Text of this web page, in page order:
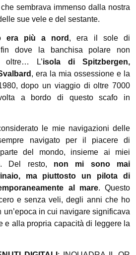
sembrava immenso dalla nostra
sue vele e del sestante.
era più a nord , era il sole di
fin dove la banchisa polare non
oltre… L’isola di Spitzbergen,
, era la mia ossessione e la
dopo un viaggio di oltre 7000
a bordo di questo scafo in
le mie navigazioni delle
navigato per il piacere di
del mondo, insieme ai miei
Del resto, non mi sono mai
ma piuttosto un pilota di
al mare. Questo
e senza veli, degli anni che ho
un’epoca in cui navigare significava
e alla propria capacità di leggere la